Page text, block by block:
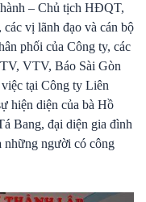
– Chủ tịch HĐQT,
vị lãnh đạo và cán bộ
phối của Công ty, các
VTV, Báo Sài Gòn
tại Công ty Liên
hiện diện của bà Hồ
Bang, đại diện gia đình
những người có công